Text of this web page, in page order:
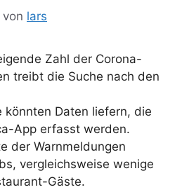
von lars
Zahl der Corona-
treibt die Suche nach den
könnten Daten liefern, die
App erfasst werden.
der Warnmeldungen
vergleichsweise wenige
Gäste.